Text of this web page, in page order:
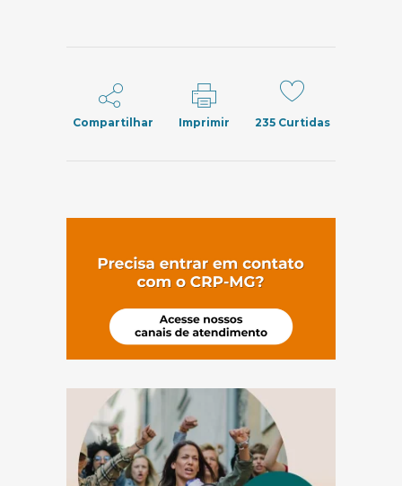
Compartilhar Imprimir 235Curtidas